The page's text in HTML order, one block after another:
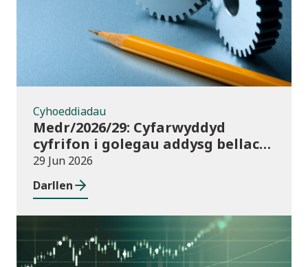
Cyhoeddiadau
Medr/2026/29: Cyfarwyddyd
cyfrifon i golegau addysg bellach
yng Nghymru ar gyfer 2025/26
29 Jun 2026
Darllen